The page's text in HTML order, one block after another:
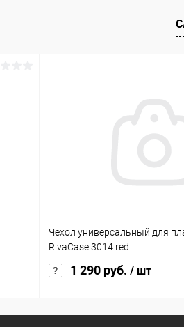
Чехол универсальный для
RivaCase 3014 red
1 290 руб. / шт